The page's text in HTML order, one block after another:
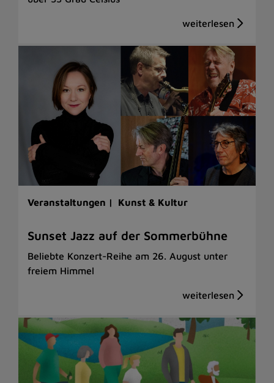
Veranstaltungen | Kunst & Kultur
Sunset Jazz auf der Sommerbühne
Beliebte Konzert-Reihe am 26. August unter
freiem Himmel